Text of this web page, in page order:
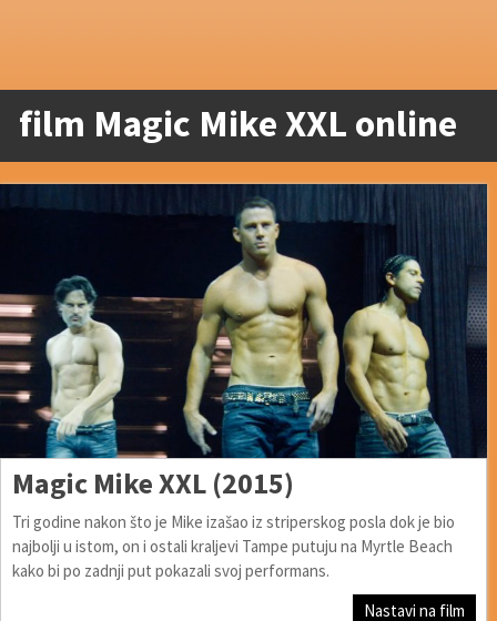
film Magic Mike XXL online
Magic Mike XXL (2015)
Tri godine nakon što je Mike izašao iz striperskog posla dok je bio
najbolji u istom, on i ostali kraljevi Tampe putuju na Myrtle Beach
kako bi po zadnji put pokazali svoj performans.
Nastavi na film